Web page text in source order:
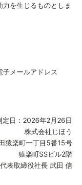
を生じるものとしま
メールアドレス
定日：2026年2月26日
株式会社じほう
猿楽町一丁目5番15号
猿楽町SSビル2階
代表取締役社長 武田 信